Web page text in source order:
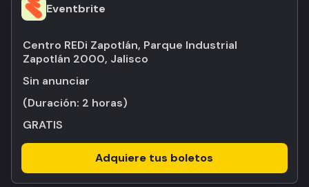
Eventbrite
Centro REDi Zapotlán, Parque Industrial
Zapotlán 2000, Jalisco
Sin anunciar
(Duración: 2 horas)
GRATIS
Adquiere tus boletos